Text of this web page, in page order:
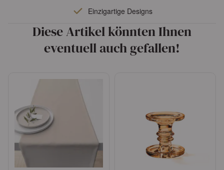
Einzigartige Designs
Diese Artikel könnten Ihnen
eventuell auch gefallen!